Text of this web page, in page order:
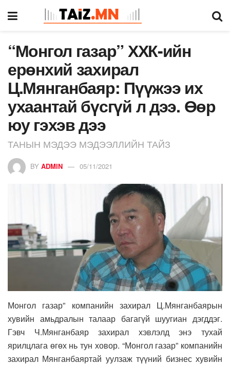
“Монгол газар” ХХК-ийн
ерөнхий захирал
Ц.Мянганбаяр: Пүүжээ их
ухаантай бүсгүй л дээ. Өөр
юу гэхэв дээ
ТАНЫН МЭДЭЭ МЭДЭЭЛЛИЙН ТАЙЗ
BY ADMIN 05/11/2021
Монгол газар” компанийн захирал Ц.Мянганбаярын
хувийн амьдралын талаар багагүй шуугиан дэгддэг.
Гэвч Ч.Мянганбаяр захирал хэвлэлд энэ тухай
ярилцлага өгөх нь тун ховор. “Монгол газар” компанийн
захирал Мянганбаяртай уулзаж түүний бизнес хувийн